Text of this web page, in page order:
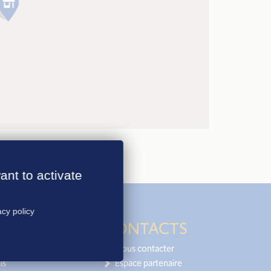
CONTACTS
Nous contacter
Espace partenaire
to activate
policy